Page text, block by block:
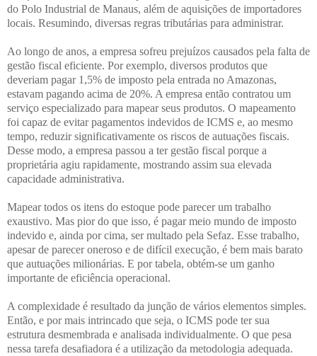
do Polo Industrial de Manaus, além de aquisições de importadores
locais. Resumindo, diversas regras tributárias para administrar.
Ao longo de anos, a empresa sofreu prejuízos causados pela falta de
gestão fiscal eficiente. Por exemplo, diversos produtos que
deveriam pagar 1,5% de imposto pela entrada no Amazonas,
estavam pagando acima de 20%. A empresa então contratou um
serviço especializado para mapear seus produtos. O mapeamento
foi capaz de evitar pagamentos indevidos de ICMS e, ao mesmo
tempo, reduzir significativamente os riscos de autuações fiscais.
Desse modo, a empresa passou a ter gestão fiscal porque a
proprietária agiu rapidamente, mostrando assim sua elevada
capacidade administrativa.
Mapear todos os itens do estoque pode parecer um trabalho
exaustivo. Mas pior do que isso, é pagar meio mundo de imposto
indevido e, ainda por cima, ser multado pela Sefaz. Esse trabalho,
apesar de parecer oneroso e de difícil execução, é bem mais barato
que autuações milionárias. E por tabela, obtém-se um ganho
importante de eficiência operacional.
A complexidade é resultado da junção de vários elementos simples.
Então, e por mais intrincado que seja, o ICMS pode ter sua
estrutura desmembrada e analisada individualmente. O que pesa
nessa tarefa desafiadora é a utilização da metodologia adequada.